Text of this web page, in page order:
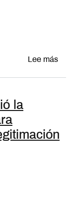
Lee más
la